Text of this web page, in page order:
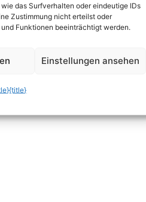
das Surfverhalten oder eindeutige IDs
Zustimmung nicht erteilst oder
Funktionen beeinträchtigt werden.
Einstellungen ansehen
{title}